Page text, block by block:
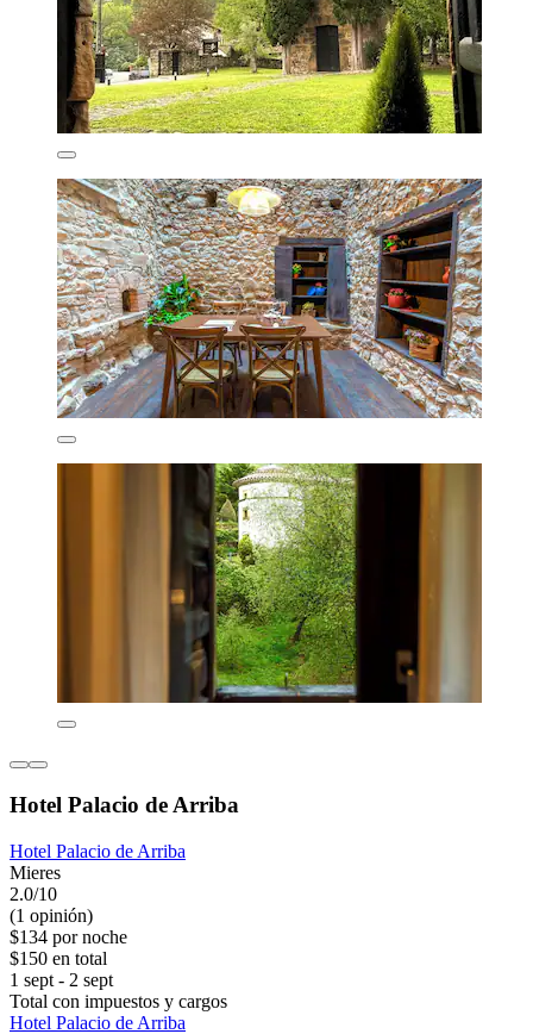
Hotel Palacio de Arriba
Hotel Palacio de Arriba
Mieres
2.0/10
(1 opinión)
$134 por noche
$150 en total
1 sept - 2 sept
Total con impuestos y cargos
Hotel Palacio de Arriba